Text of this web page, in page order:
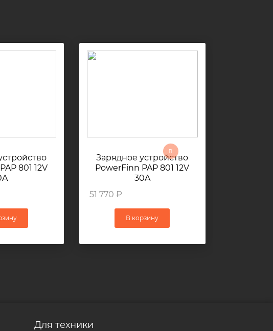
801 12V
Зарядное устройство
PowerFinn PAP 801 12V
30A
51 770 ₽
В корзину
Для техники